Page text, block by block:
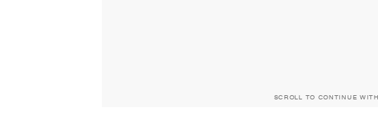
SCROLL TO CONTINUE